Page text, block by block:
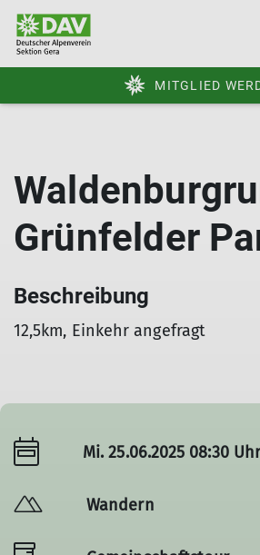
MITGLIED
Grünfelder
Beschreibung
12,5km, Einkehr angefragt
Mi. 25.06.2025 08:30
Wandern